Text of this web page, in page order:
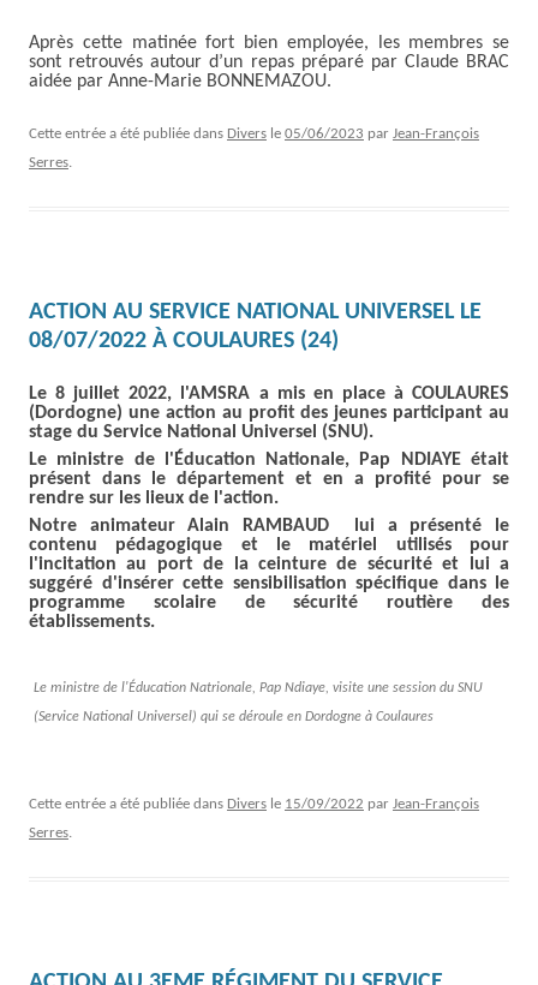
Après cette matinée fort bien employée, les membres se
sont retrouvés autour d’un repas préparé par Claude BRAC
aidée par Anne-Marie BONNEMAZOU.
Cette entrée a été publiée dans Divers le 05/06/2023 par Jean-François
Serres.
ACTION AU SERVICE NATIONAL UNIVERSEL LE
08/07/2022 À COULAURES (24)
Le 8 juillet 2022, l'AMSRA a mis en place à COULAURES
(Dordogne) une action au profit des jeunes participant au
stage du Service National Universel (SNU).
Le ministre de l'Éducation Nationale, Pap NDIAYE était
présent dans le département et en a profité pour se
rendre sur les lieux de l'action.
Notre animateur Alain RAMBAUD lui a présenté le
contenu pédagogique et le matériel utilisés pour
l'incitation au port de la ceinture de sécurité et lui a
suggéré d'insérer cette sensibilisation spécifique dans le
programme scolaire de sécuritéroutière des
établissements.
Le ministre de l'Éducation Natrionale, Pap Ndiaye, visite une session du SNU
(Service National Universel) qui se déroule en Dordogne à Coulaures
Cette entrée a été publiée dans Divers le 15/09/2022 par Jean-François
Serres.